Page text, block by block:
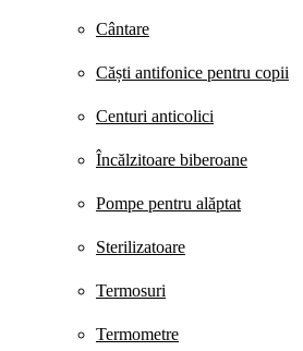
Cântare
Căști antifonice pentru copii
Centuri anticolici
Încălzitoare biberoane
Pompe pentru alăptat
Sterilizatoare
Termosuri
Termometre